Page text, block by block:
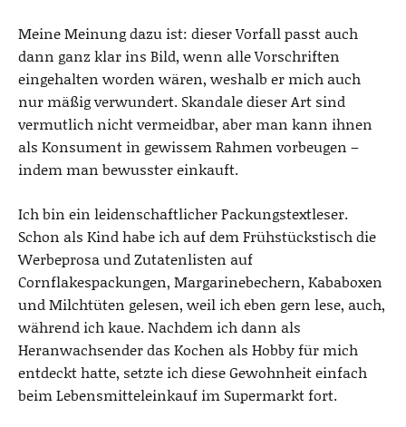
Meine Meinung dazu ist: dieser Vorfall passt auch
dann ganz klar ins Bild, wenn alle Vorschriften
eingehalten worden wären, weshalb er mich auch
nur mäßig verwundert. Skandale dieser Art sind
vermutlich nicht vermeidbar, aber man kann ihnen
als Konsument in gewissem Rahmen vorbeugen –
indem man bewusster einkauft.
Ich bin ein leidenschaftlicher Packungstextleser.
Schon als Kind habe ich auf dem Frühstückstisch die
Werbeprosa und Zutatenlisten auf
Cornflakespackungen, Margarinebechern, Kababoxen
und Milchtüten gelesen, weil ich eben gern lese, auch,
während ich kaue. Nachdem ich dann als
Heranwachsender das Kochen als Hobby für mich
entdeckt hatte, setzte ich diese Gewohnheit einfach
beim Lebensmitteleinkauf im Supermarkt fort.